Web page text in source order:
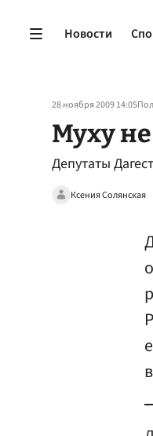
Новости
28 ноября 2009 14:05
Муху
Депутаты
Ксения Солянская